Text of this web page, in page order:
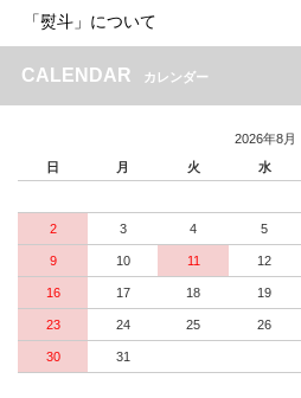
「熨斗」について
CALENDAR カレンダー
2026年8月
日
月 火 水
2 3 4 5
9 10 11 12
16 17 18 19
23 24 25 26
30 31